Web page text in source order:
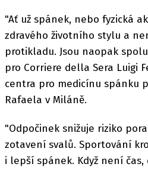
"Ať už spánek, nebo fyzická
zdravého životního stylu a
protikladu. Jsou naopak
pro Corriere della Sera Luigi
centra pro medicínu spánku
Rafaela v Miláně.
"Odpočinek snižuje riziko
zotavení svalů. Sportování
i lepší spánek. Když není čas,